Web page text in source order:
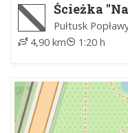
Ścieżka
Pułtusk
4,90 km
1:20 h